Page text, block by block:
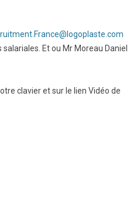
Et ou Mr Moreau Daniel
clavier et sur le lien Vidéo de